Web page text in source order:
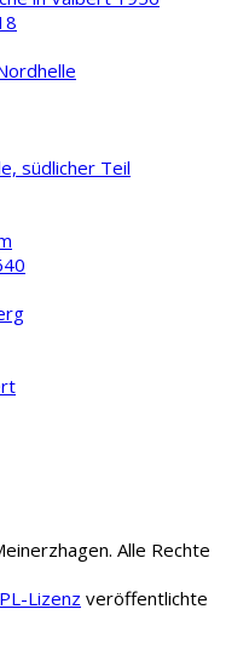
südlicher Teil
Alle Rechte
Lizenzveröffentlichte